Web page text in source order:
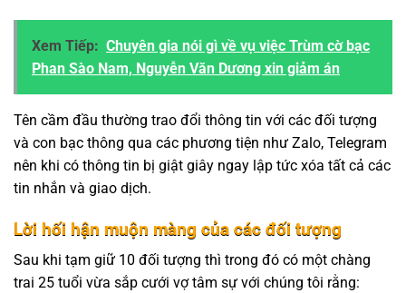
Xem Tiếp: Chuyên gia nói gì về vụ việc Trùm cờ bạc
Phan Sào Nam, Nguyễn Văn Dương xin giảm án
Tên cầm đầu thường trao đổi thông tin với các đối tượng
và con bạc thông qua các phương tiện như Zalo, Telegram
nên khi có thông tin bị giật giây ngay lập tức xóa tất cả các
tin nhắn và giao dịch.
Lời hối hận muộn màng của các đối tượng
Sau khi tạm giữ 10 đối tượng thì trong đó có một chàng
trai 25 tuổi vừa sắp cưới vợ tâm sự với chúng tôi rằng: